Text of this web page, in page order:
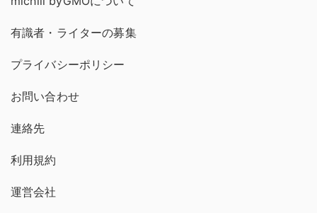
有識者・ライターの募集
プライバシーポリシー
お問い合わせ
連絡先
利用規約
運営会社